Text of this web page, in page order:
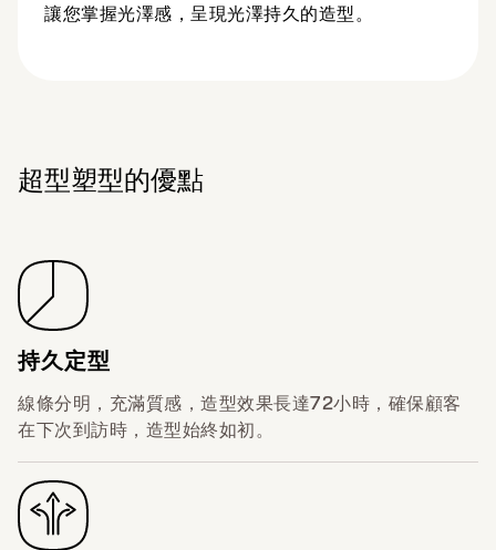
讓您掌握光澤感，呈現光澤持久的造型。
超型塑型的優點
持久定型
線條分明，充滿質感，造型效果長達72小時，確保顧客
在下次到訪時，造型始終如初。